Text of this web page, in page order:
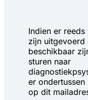
Indien er
zijn uitgevoerd
beschikbaar
sturen naar
er
op dit